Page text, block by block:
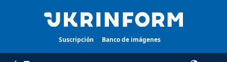
Suscripción Banco de imágenes